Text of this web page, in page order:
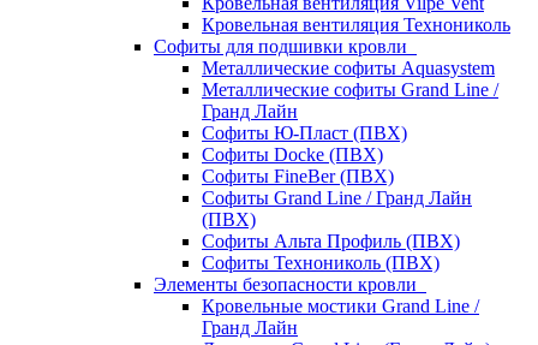
Кровельная вентиляция Технониколь
Cофиты для подшивки кровли
Металлические софиты Aquasystem
Металлические софиты Grand Line /
Гранд Лайн
Софиты Ю-Пласт (ПВХ)
Софиты Docke (ПВХ)
Софиты FineBer (ПВХ)
Софиты Grand Line / Гранд Лайн
(ПВХ)
Софиты Альта Профиль (ПВХ)
Софиты Технониколь (ПВХ)
Элементы безопасности кровли
Кровельные мостики Grand Line /
Гранд Лайн